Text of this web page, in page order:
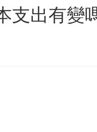
支出有變